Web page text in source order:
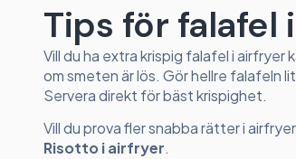
Tips för falafel
Vill du ha extra krispig falafel i airfryer
om smeten är lös. Gör hellre falafeln
Servera direkt för bäst krispighet.
Vill du prova fler snabba rätter i
Risotto i airfryer.